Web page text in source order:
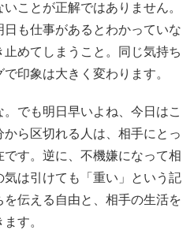
ことが正解ではありません。
も仕事があるとわかっていな
めてしまうこと。同じ気持ち
印象は大きく変わります。
でも明日早いよね、今日はこ
ら区切れる人は、相手にとっ
す。逆に、不機嫌になって相
は引けても「重い」という記
伝える自由と、相手の生活を
す。